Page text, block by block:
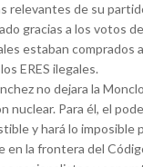
relevantes de su
gracias a los votos
estaban comprados
ERES ilegales.
no dejara la
nuclear. Para él, el
y hará lo imposible
en la frontera del